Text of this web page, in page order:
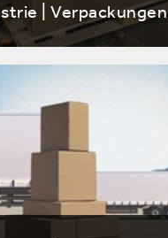
| Verpackungen